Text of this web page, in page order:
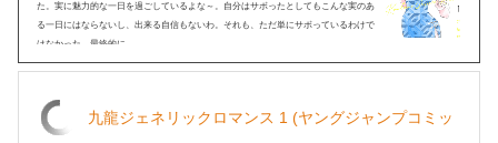
た。実に魅力的な一日を過ごしているよな～。自分はサボったとしてもこんな実のあ
る一日にはならないし、出来る自信もないわ。それも、ただ単にサボっているわけで
はなかった。最終的に...
九龍ジェネリックロマンス 1 (ヤングジャンプコミッ